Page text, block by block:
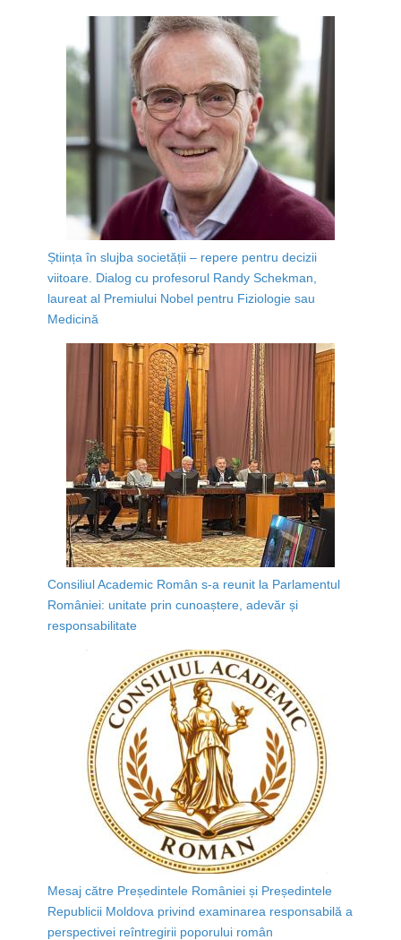
Știința în slujba societății – repere pentru decizii
viitoare. Dialog cu profesorul Randy Schekman,
laureat al Premiului Nobel pentru Fiziologie sau
Medicină
Consiliul Academic Român s-a reunit la Parlamentul
României: unitate prin cunoaștere, adevăr și
responsabilitate
Mesaj către Președintele României și Președintele
Republicii Moldova privind examinarea responsabilă a
perspectivei reîntregirii poporului român